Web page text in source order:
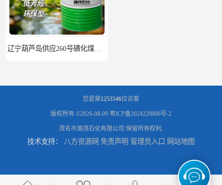
辽宁葫芦岛供应260号磺化煤油电解铜电解镍钴稀释剂
您是第1253546位访客
版权所有 ©2026-08-09 粤ICP备2024229806号-2
茂名市源茂石化有限公司 保留所有权利.
技术支持： 八方资源网 免责声明 管理员入口 网站地图